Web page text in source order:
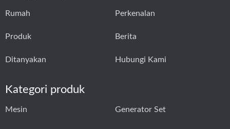
Rumah Perkenalan
Produk Berita
Ditanyakan Hubungi Kami
Kategori produk
Mesin Generator Set